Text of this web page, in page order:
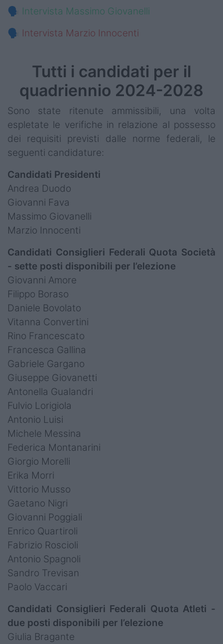
🗣️ Intervista Massimo Giovanelli
🗣️ Intervista Marzio Innocenti
Tutti i candidati per il
quadriennio 2024-2028
Sono state ritenute ammissibili, una volta
espletate le verifiche in relazione al possesso
dei requisiti previsti dalle norme federali, le
seguenti candidature:
Candidati Presidenti
Andrea Duodo
Giovanni Fava
Massimo Giovanelli
Marzio Innocenti
Candidati Consiglieri Federali Quota Società
- sette posti disponibili per l’elezione
Giovanni Amore
Filippo Boraso
Daniele Bovolato
Vitanna Convertini
Rino Francescato
Francesca Gallina
Gabriele Gargano
Giuseppe Giovanetti
Antonella Gualandri
Fulvio Lorigiola
Antonio Luisi
Michele Messina
Federica Montanarini
Giorgio Morelli
Erika Morri
Vittorio Musso
Gaetano Nigri
Giovanni Poggiali
Enrico Quartiroli
Fabrizio Roscioli
Antonio Spagnoli
Sandro Trevisan
Paolo Vaccari
Candidati Consiglieri Federali Quota Atleti -
due posti disponibili per l’elezione
Giulia Bragante